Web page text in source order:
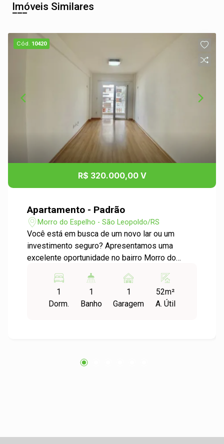
Imóveis Similares
Cód. 10420
R$ 320.000,00 V
Apartamento - Padrão
Morro do Espelho - São Leopoldo/RS
Você está em busca de um novo lar ou um
investimento seguro? Apresentamos uma
excelente oportunidade no bairro Morro do
Imóvel: - Tipo: Apartamento Padrão -
Dormitórios: 1 - Garagens: 1 - Área Útil: 52,15 m²
- Localização: Morro do Espelho, São Leopoldo
espaço agradável para viver. A sala de estar é
serviço que proporciona mais comodidade no
1
Dorm.
1
Banho
1
Garagem
52m²
A. Útil